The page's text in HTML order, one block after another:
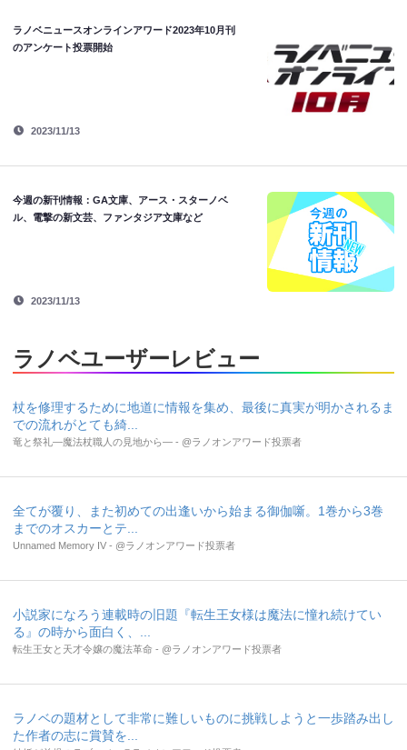
ラノベニュースオンラインアワード2023年10月刊
のアンケート投票開始
2023/11/13
今週の新刊情報：GA文庫、アース・スターノベ
ル、電撃の新文芸、ファンタジア文庫など
2023/11/13
ラノベユーザーレビュー
杖を修理するために地道に情報を集め、最後に真実が明かされるま
での流れがとても綺...
竜と祭礼―魔法杖職人の見地から― - @ラノオンアワード投票者
全てが覆り、また初めての出逢いから始まる御伽噺。1巻から3巻
までのオスカーとテ...
Unnamed Memory IV - @ラノオンアワード投票者
小説家になろう連載時の旧題『転生王女様は魔法に憧れ続けてい
る』の時から面白く、...
転生王女と天才令嬢の魔法革命 - @ラノオンアワード投票者
ラノベの題材として非常に難しいものに挑戦しようと一歩踏み出し
た作者の志に賞賛を...